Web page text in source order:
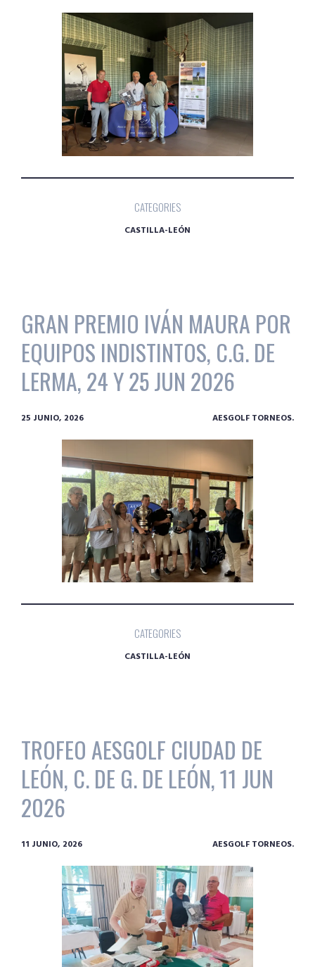
CATEGORIES
CASTILLA-LEÓN
GRAN PREMIO IVÁN MAURA POR
EQUIPOS INDISTINTOS, C.G. DE
LERMA, 24 Y 25 JUN 2026
25 JUNIO, 2026 AESGOLF TORNEOS.
CATEGORIES
CASTILLA-LEÓN
TROFEO AESGOLF CIUDAD DE
LEÓN, C. DE G. DE LEÓN, 11 JUN
2026
11 JUNIO, 2026 AESGOLF TORNEOS.